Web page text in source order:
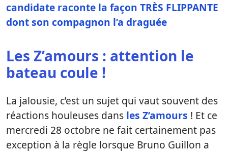
candidate raconte la façon TRÈS FLIPPANTE
dont son compagnon l’a draguée
Les Z’amours : attention le
bateau coule !
La jalousie, c’est un sujet qui vaut souvent des
réactions houleuses dans les Z’amours ! Et ce
mercredi 28 octobre ne fait certainement pas
exception à la règle lorsque Bruno Guillon a